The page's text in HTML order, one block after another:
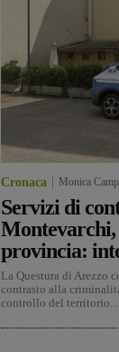
Cronaca Monica
Servizi di
Montevarchi,
provincia:
La Questura di Arezzo
contrasto alla
controllo del territorio....